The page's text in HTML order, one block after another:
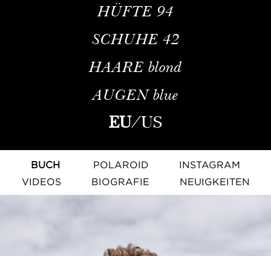
HÜFTE 94
SCHUHE 42
HAARE blond
AUGEN blue
EU/US
BUCH POLAROID
INSTAGRAM
VIDEOS
BIOGRAFIE NEUIGKEITEN